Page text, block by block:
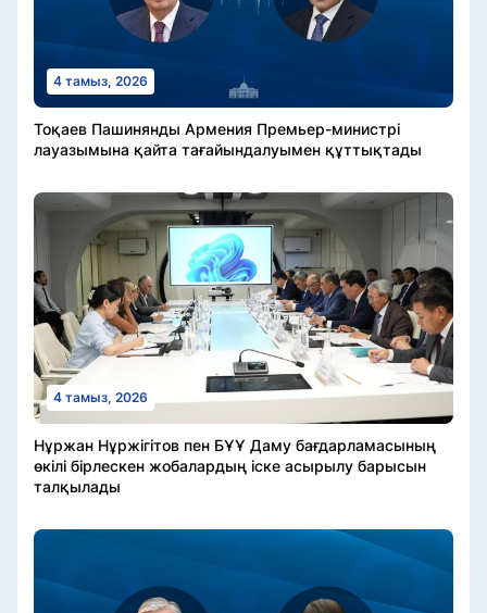
4 тамыз, 2026
Тоқаев Пашинянды Армения Премьер-министрі
лауазымына қайта тағайындалуымен құттықтады
4 тамыз, 2026
Нұржан Нұржігітов пен БҰҰ Даму бағдарламасының
өкілі бірлескен жобалардың іске асырылу барысын
талқылады